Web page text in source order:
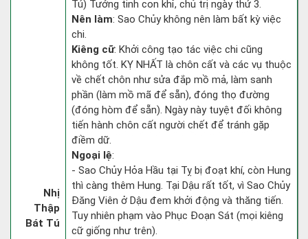
Nhị
Thập
Bát Tú
Tú) Tướng tinh con khỉ, chủ trị ngày thứ 3.
Nên làm: Sao Chủy không nên làm bất kỳ việc
chi.
Kiêng cữ: Khởi công tạo tác việc chi cũng
không tốt. KỴ NHẤT là chôn cất và các vụ thuộc
về chết chôn như sửa đắp mồ mả, làm sanh
phần (làm mồ mã để sẵn), đóng thọ đường
(đóng hòm để sẵn). Ngày này tuyệt đối không
tiến hành chôn cất người chết để tránh gặp
điềm dữ.
Ngoại lệ:
- Sao Chủy Hỏa Hầu tại Tỵ bị đoạt khí, còn Hung
thì càng thêm Hung. Tại Dậu rất tốt, vì Sao Chủy
Đăng Viên ở Dậu đem khởi động và thăng tiến.
Tuy nhiên phạm vào Phục Đoạn Sát (mọi kiêng
cữ giống như trên).